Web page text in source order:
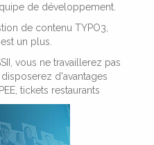
de développement.
de contenu TYPO3,
un plus.
vous ne travaillerez pas
d'avantages
tickets restaurants